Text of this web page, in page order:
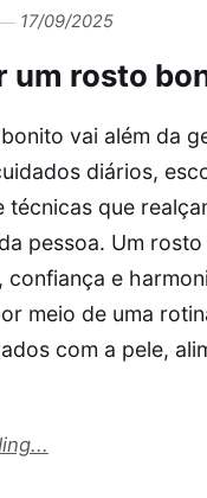
17/09/2025
um rosto
vai além da
diários,
técnicas que
pessoa. Um
confiança e
meio de uma
com a pele,